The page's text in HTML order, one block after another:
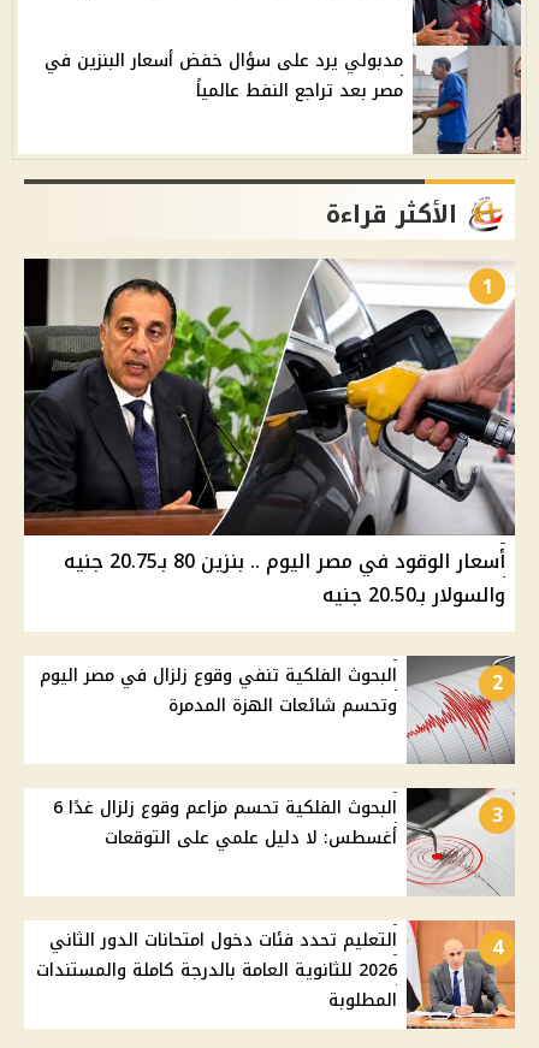
مدبولي يرد على سؤال خفض أسعار البنزين في
مصر بعد تراجع النفط عالمياً
الأكثر قراءة
1
أسعار الوقود في مصر اليوم .. بنزين 80 بـ20.75 جنيه
والسولار بـ20.50 جنيه
2
البحوث الفلكية تنفي وقوع زلزال في مصر اليوم
وتحسم شائعات الهزة المدمرة
3
البحوث الفلكية تحسم مزاعم وقوع زلزال غدًا 6
أغسطس: لا دليل علمي على التوقعات
4
التعليم تحدد فئات دخول امتحانات الدور الثاني
2026 للثانوية العامة بالدرجة كاملة والمستندات
المطلوبة